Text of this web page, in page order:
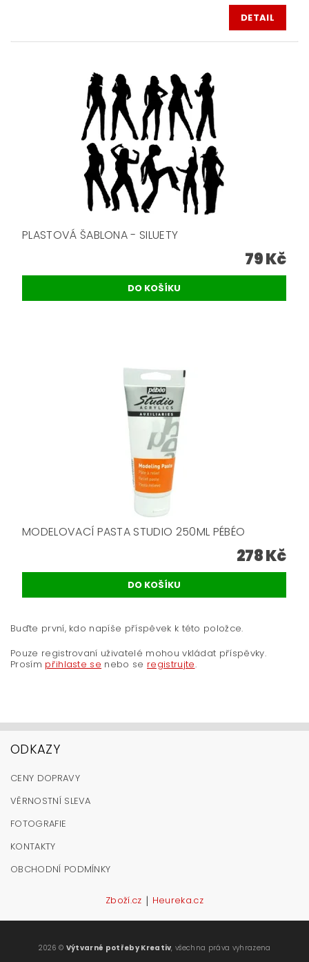
DETAIL
PLASTOVÁ ŠABLONA - SILUETY
79 Kč
MODELOVACÍ PASTA STUDIO 250ML PÉBÉO
278 Kč
Buďte první, kdo napíše příspěvek k této položce.
Pouze registrovaní uživatelé mohou vkládat příspěvky.
Prosím přihlaste se nebo se registrujte.
ODKAZY
CENY DOPRAVY
VĚRNOSTNÍ SLEVA
FOTOGRAFIE
KONTAKTY
OBCHODNÍ PODMÍNKY
Zboží.cz | Heureka.cz
2026 © Výtvarné potřeby Kreativ, všechna práva vyhrazena